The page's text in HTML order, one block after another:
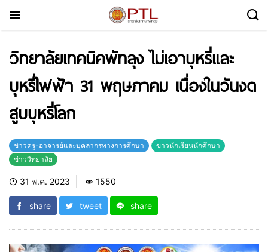
วิทยาลัยเทคนิคพัทลุง ไม่เอาบุหรี่และ
บุหรี่ไฟฟ้า 31 พฤษภาคม เนื่องในวันงด
สูบบุหรี่โลก
ข่าวครู-อาจารย์และบุคลากรทางการศึกษา
ข่าวนักเรียนนักศึกษา
ข่าววิทยาลัย
31 พ.ค. 2023 1550
share tweet share